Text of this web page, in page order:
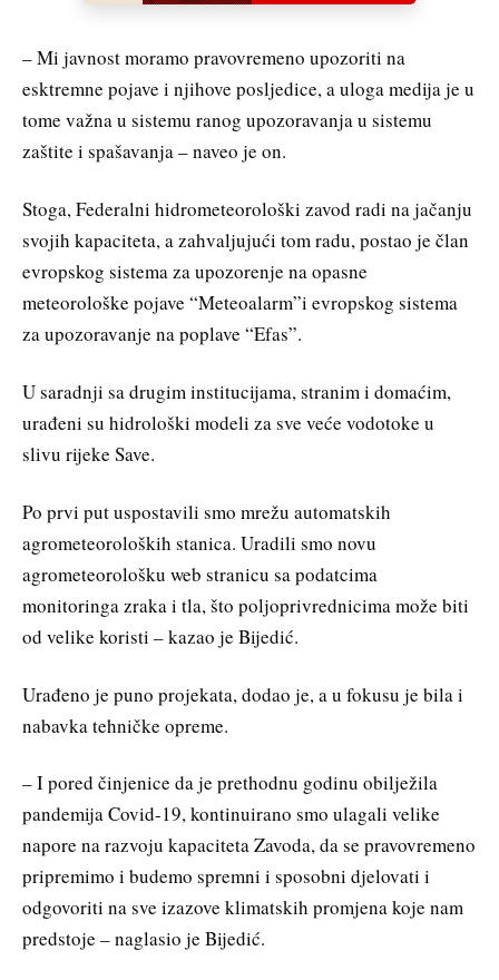
– Mi javnost moramo pravovremeno upozoriti na
esktremne pojave i njihove posljedice, a uloga medija je u
tome važna u sistemu ranog upozoravanja u sistemu
zaštite i spašavanja – naveo je on.
Stoga, Federalni hidrometeorološki zavod radi na jačanju
svojih kapaciteta, a zahvaljujući tom radu, postao je član
evropskog sistema za upozorenje na opasne
meteorološke pojave “Meteoalarm”i evropskog sistema
za upozoravanje na poplave “Efas”.
U saradnji sa drugim institucijama, stranim i domaćim,
urađeni su hidrološki modeli za sve veće vodotoke u
slivu rijeke Save.
Po prvi put uspostavili smo mrežu automatskih
agrometeoroloških stanica. Uradili smo novu
agrometeorološku web stranicu sa podatcima
monitoringa zraka i tla, što poljoprivrednicima može biti
od velike koristi – kazao je Bijedić.
Urađeno je puno projekata, dodao je, a u fokusu je bila i
nabavka tehničke opreme.
– I pored činjenice da je prethodnu godinu obilježila
pandemija Covid-19, kontinuirano smo ulagali velike
napore na razvoju kapaciteta Zavoda, da se pravovremeno
pripremimo i budemo spremni i sposobni djelovati i
odgovoriti na sve izazove klimatskih promjena koje nam
predstoje – naglasio je Bijedić.